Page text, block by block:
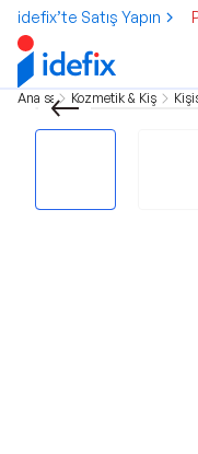
idefix’te Satış Yapın
Ana sayfaKozmetik & Kişisel